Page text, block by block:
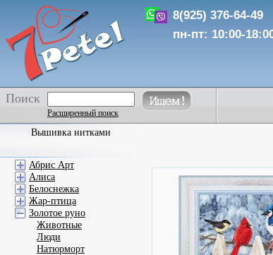
8(925) 376-64-49
пн-пт: 10:00-
Поиск
Расширенный поиск
Вышивка нитками
Абрис Арт
Алиса
Белоснежка
Жар-птица
Золотое руно
Животные
Люди
Натюрморт